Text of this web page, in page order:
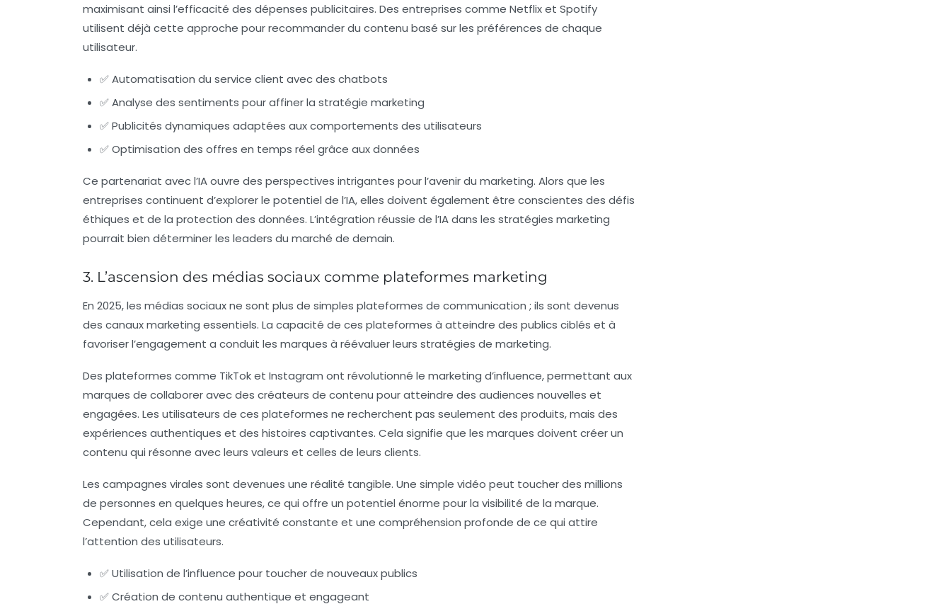
maximisant ainsi l’efficacité des dépenses publicitaires. Des entreprises comme Netflix et Spotify
utilisent déjà cette approche pour recommander du contenu basé sur les préférences de chaque
utilisateur.
✅ Automatisation du service client avec des chatbots
✅ Analyse des sentiments pour affiner la stratégie marketing
✅ Publicités dynamiques adaptées aux comportements des utilisateurs
✅ Optimisation des offres en temps réel grâce aux données
Ce partenariat avec l’IA ouvre des perspectives intrigantes pour l’avenir du marketing. Alors que les
entreprises continuent d’explorer le potentiel de l’IA, elles doivent également être conscientes des défis
éthiques et de la protection des données. L’intégration réussie de l’IA dans les stratégies marketing
pourrait bien déterminer les leaders du marché de demain.
3. L’ascension des médias sociaux comme plateformes marketing
En 2025, les médias sociaux ne sont plus de simples plateformes de communication ; ils sont devenus
des canaux marketing essentiels. La capacité de ces plateformes à atteindre des publics ciblés et à
favoriser l’engagement a conduit les marques à réévaluer leurs stratégies de marketing.
Des plateformes comme TikTok et Instagram ont révolutionné le marketing d’influence, permettant aux
marques de collaborer avec des créateurs de contenu pour atteindre des audiences nouvelles et
engagées. Les utilisateurs de ces plateformes ne recherchent pas seulement des produits, mais des
expériences authentiques et des histoires captivantes. Cela signifie que les marques doivent créer un
contenu qui résonne avec leurs valeurs et celles de leurs clients.
Les campagnes virales sont devenues une réalité tangible. Une simple vidéo peut toucher des millions
de personnes en quelques heures, ce qui offre un potentiel énorme pour la visibilité de la marque.
Cependant, cela exige une créativité constante et une compréhension profonde de ce qui attire
l’attention des utilisateurs.
✅ Utilisation de l’influence pour toucher de nouveaux publics
✅ Création de contenu authentique et engageant